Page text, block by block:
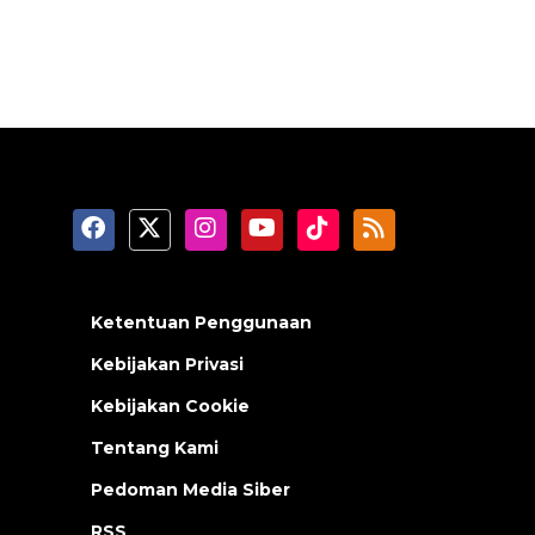
Ketentuan Penggunaan
Kebijakan Privasi
Kebijakan Cookie
Tentang Kami
Pedoman Media Siber